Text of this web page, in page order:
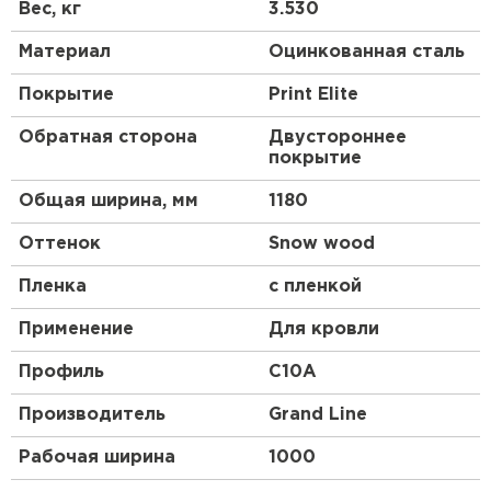
Получаются они после проката на оборудовании,
их высота и форма зависят от назначения и типа
стройматериала.
Профлист, изготовленный по всем стандартам,
имеет нескольких слоев:
основа из низколегированной стали;
цинковый слой;
обработка антикоррозийным составом;
состоящим из смеси синтетических смол и
пластмассы.
Вес, кг 3.530
Материал Оцинкованная сталь
Покрытие Print Elite
Обратная сторона
Двустороннее
покрытие
Общая ширина, мм 1180
Оттенок Snow wood
Пленка с пленкой
Применение Для кровли
Профиль C10A
Производитель Grand Line
Рабочая ширина 1000